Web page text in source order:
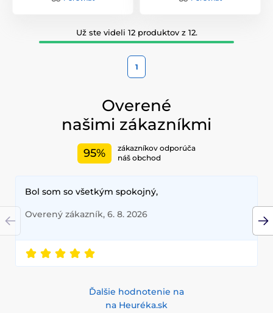
Už ste videli 12 produktov z 12.
1
Overené
našimi zákazníkmi
95%
zákazníkov odporúča
náš obchod
Bol som so všetkým spokojný,
Overený zákazník, 6. 8. 2026
Ďalšie hodnotenie na
na Heuréka.sk